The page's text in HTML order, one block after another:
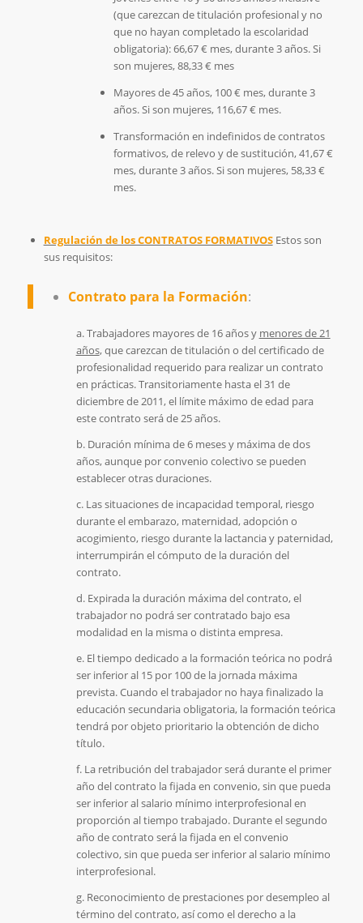
(que carezcan de titulación profesional y no
que no hayan completado la escolaridad
obligatoria): 66,67 € mes, durante 3 años. Si
son mujeres, 88,33 € mes
Mayores de 45 años, 100 € mes, durante 3
años. Si son mujeres, 116,67 € mes.
Transformación en indefinidos de contratos
formativos, de relevo y de sustitución, 41,67 €
mes, durante 3 años. Si son mujeres, 58,33 €
mes.
Regulación de los CONTRATOS FORMATIVOSEstos son
sus requisitos:
Contrato para la Formación:
a. Trabajadores mayores de 16 años y menores de 21
años, que carezcan de titulación o del certificado de
profesionalidad requerido para realizar un contrato
en prácticas. Transitoriamente hasta el 31 de
diciembre de 2011, el límite máximo de edad para
este contrato será de 25 años.
b. Duración mínima de 6 meses y máxima de dos
años, aunque por convenio colectivo se pueden
establecer otras duraciones.
c. Las situaciones de incapacidad temporal, riesgo
durante el embarazo, maternidad, adopción o
acogimiento, riesgo durante la lactancia y paternidad,
interrumpirán el cómputo de la duración del
contrato.
d. Expirada la duración máxima del contrato, el
trabajador no podrá ser contratado bajo esa
modalidad en la misma o distinta empresa.
e. El tiempo dedicado a la formación teórica no podrá
ser inferior al 15 por 100 de la jornada máxima
prevista. Cuando el trabajador no haya finalizado la
educación secundaria obligatoria, la formación teórica
tendrá por objeto prioritario la obtención de dicho
título.
f. La retribución del trabajador será durante el primer
año del contrato la fijada en convenio, sin que pueda
ser inferior al salario mínimo interprofesional en
proporción al tiempo trabajado. Durante el segundo
año de contrato será la fijada en el convenio
colectivo, sin que pueda ser inferior al salario mínimo
interprofesional.
g. Reconocimiento de prestaciones por desempleo al
término del contrato, así como el derecho a la